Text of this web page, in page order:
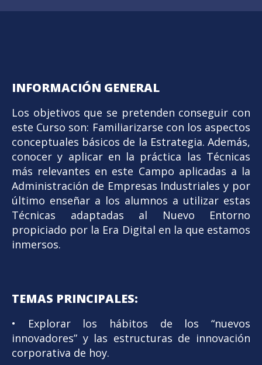
INFORMACIÓN GENERAL
Los objetivos que se pretenden conseguir con
este Curso son: Familiarizarse con los aspectos
conceptuales básicos de la Estrategia. Además,
conocer y aplicar en la práctica las Técnicas
más relevantes en este Campo aplicadas a la
Administración de Empresas Industriales y por
último enseñar a los alumnos a utilizar estas
Técnicas adaptadas al Nuevo Entorno
propiciado por la Era Digital en la que estamos
inmersos.
TEMAS PRINCIPALES:
• Explorar los hábitos de los “nuevos
innovadores” y las estructuras de innovación
corporativa de hoy.